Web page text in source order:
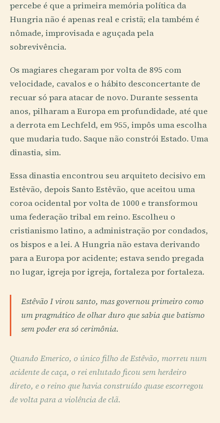
percebe é que a primeira memória política da
Hungria não é apenas real e cristã; ela também é
nômade, improvisada e aguçada pela
sobrevivência.
Os magiares chegaram por volta de 895 com
velocidade, cavalos e o hábito desconcertante de
recuar só para atacar de novo. Durante sessenta
anos, pilharam a Europa em profundidade, até que
a derrota em Lechfeld, em 955, impôs uma escolha
que mudaria tudo. Saque não constrói Estado. Uma
dinastia, sim.
Essa dinastia encontrou seu arquiteto decisivo em
Estêvão, depois Santo Estêvão, que aceitou uma
coroa ocidental por volta de 1000 e transformou
uma federação tribal em reino. Escolheu o
cristianismo latino, a administração por condados,
os bispos e a lei. A Hungria não estava derivando
para a Europa por acidente; estava sendo pregada
no lugar, igreja por igreja, fortaleza por fortaleza.
Estêvão I virou santo, mas governou primeiro como
um pragmático de olhar duro que sabia que batismo
sem poder era só cerimônia.
Quando Emerico, o único filho de Estêvão, morreu num
acidente de caça, o rei enlutado ficou sem herdeiro
direto, e o reino que havia construído quase escorregou
de volta para a violência de clã.